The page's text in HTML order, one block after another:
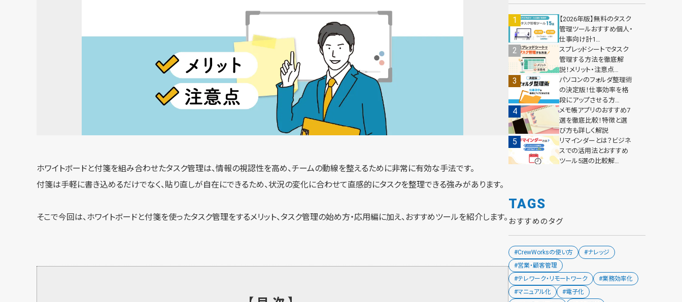
ホワイトボードと付箋を組み合わせたタスク管理は、情報の視認性を高め、チームの動線を整えるために非常に有効な手法です。
付箋は手軽に書き込めるだけでなく、貼り直しが自在にできるため、状況の変化に合わせて直感的にタスクを整理できる強みがあります。
そこで今回は、ホワイトボードと付箋を使ったタスク管理をするメリット、タスク管理の始め方・応用編に加え、おすすめツールを紹介します。
【2026年版】無料のタスク
管理ツールおすすめ個人・
仕事向け計1…
スプレッドシートでタスク
管理する方法を徹底解
説！メリット・注意点…
パソコンのフォルダ整理術
の決定版！仕事効率を格
段にアップさせる方…
メモ帳アプリのおすすめ7
選を徹底比較！特徴と選
び方も詳しく解説
リマインダーとは？ビジネ
スでの活用法とおすすめ
ツール5選の比較解…
TAGS
おすすめのタグ
#CrewWorksの使い方
#ナレッジ
#営業・顧客管理
#テレワーク・リモートワーク
#業務効率化
#マニュアル化
#電子化